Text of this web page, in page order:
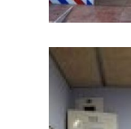
Salón de
en Barcelona